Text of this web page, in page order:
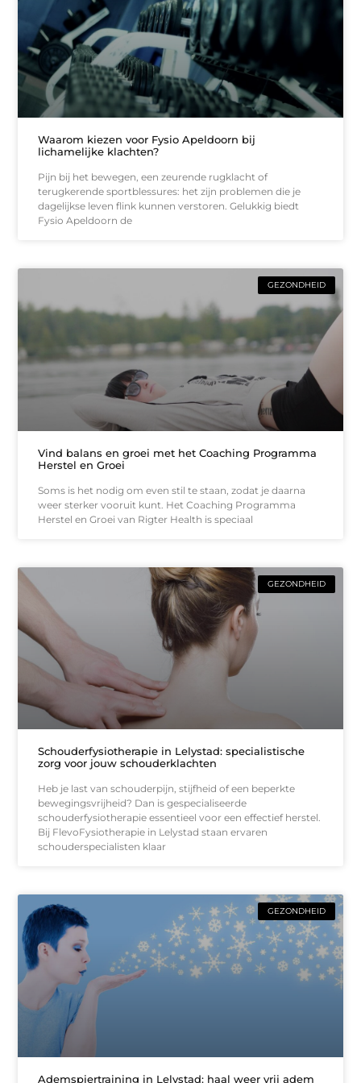
Waarom kiezen voor Fysio Apeldoorn bij
lichamelijke klachten?
Pijn bij het bewegen, een zeurende rugklacht of
terugkerende sportblessures: het zijn problemen die je
dagelijkse leven flink kunnen verstoren. Gelukkig biedt
Fysio Apeldoorn de
GEZONDHEID
Vind balans en groei met het Coaching Programma
Herstel en Groei
Soms is het nodig om even stil te staan, zodat je daarna
weer sterker vooruit kunt. Het Coaching Programma
Herstel en Groei van Rigter Health is speciaal
GEZONDHEID
Schouderfysiotherapie in Lelystad: specialistische
zorg voor jouw schouderklachten
Heb je last van schouderpijn, stijfheid of een beperkte
bewegingsvrijheid? Dan is gespecialiseerde
schouderfysiotherapie essentieel voor een effectief herstel.
Bij FlevoFysiotherapie in Lelystad staan ervaren
schouderspecialisten klaar
GEZONDHEID
Ademspiertraining in Lelystad: haal weer vrij adem